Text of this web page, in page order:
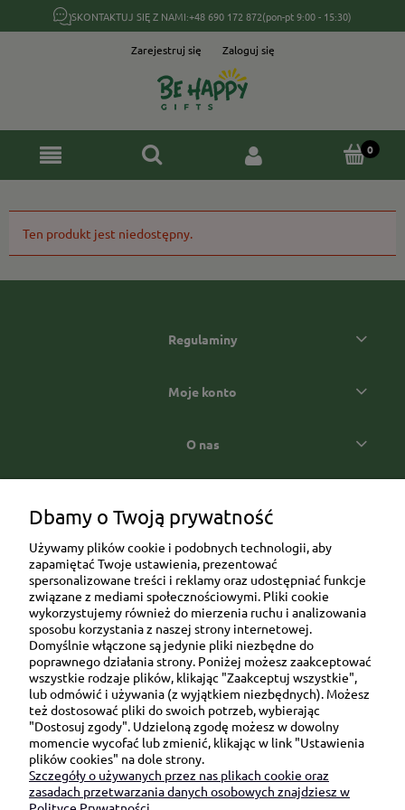
SKONTAKTUJ SIĘ Z NAMI:+48 690 172 872(pon-pt 9:00 - 15:30)
Zarejestruj się Zaloguj się
Ten produkt jest niedostępny.
Regulaminy
Moje konto
O nas
Ul. Brukowa 6/8 lok. 57/58
91-341 Łódź
NIP: 6751510615
SKONTAKTUJ SIĘ Z NAMI:
sklep@be-happygifts.com
+48 690 172 872
Dbamy o Twoją prywatność
Używamy plików cookie i podobnych technologii, aby
zapamiętać Twoje ustawienia, prezentować
spersonalizowane treści i reklamy oraz udostępniać funkcje
związane z mediami społecznościowymi. Pliki cookie
wykorzystujemy również do mierzenia ruchu i analizowania
sposobu korzystania z naszej strony internetowej.
Domyślnie włączone są jedynie pliki niezbędne do
poprawnego działania strony. Poniżej możesz zaakceptować
wszystkie rodzaje plików, klikając "Zaakceptuj wszystkie",
lub odmówić i używania (z wyjątkiem niezbędnych). Możesz
też dostosować pliki do swoich potrzeb, wybierając
"Dostosuj zgody". Udzieloną zgodę możesz w dowolny
momencie wycofać lub zmienić, klikając w link "Ustawienia
plików cookies" na dole strony.
Szczegóły o używanych przez nas plikach cookie oraz
zasadach przetwarzania danych osobowych znajdziesz w